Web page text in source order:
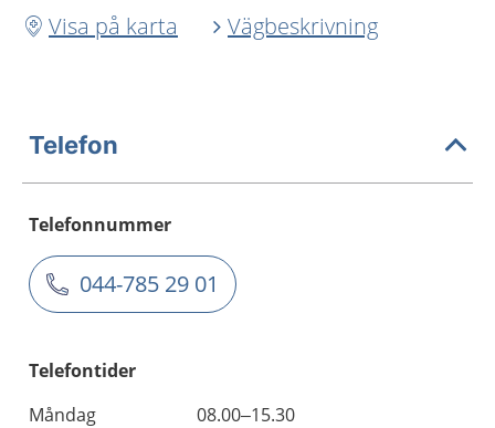
Visa på karta
Vägbeskrivning
Telefon
Telefonnummer
044-785 29 01
Telefontider
Måndag
08.00–15.30